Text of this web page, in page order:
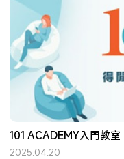
101 ACADEMY入門教室
2025.04.20